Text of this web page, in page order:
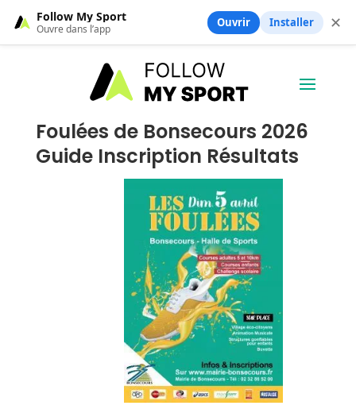
Foulées de Bonsecours 2026
Guide Inscription Résultats
Follow My Sport
Ouvre dans l’app Ouvrir Installer ✕